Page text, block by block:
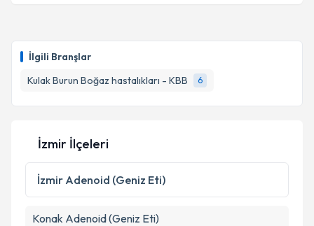
İlgili Branşlar
Kulak Burun Boğaz hastalıkları - KBB
6
takvim hazırlandığında e-posta ile bilgilendireceğiz.
Kişisel verilerimin işlenmesine ilişkinAydınlatma
Metni
'ni okudum ve kişisel verilerimin belirtilen
kapsamda işlenmesini kabul ediyorum.
İzmir İlçeleri
İzmir Adenoid (Geniz Eti)
Konak Adenoid (Geniz Eti)